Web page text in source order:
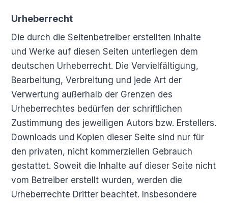
Urheberrecht
Die durch die Seitenbetreiber erstellten Inhalte
und Werke auf diesen Seiten unterliegen dem
deutschen Urheberrecht. Die Vervielfältigung,
Bearbeitung, Verbreitung und jede Art der
Verwertung außerhalb der Grenzen des
Urheberrechtes bedürfen der schriftlichen
Zustimmung des jeweiligen Autors bzw. Erstellers.
Downloads und Kopien dieser Seite sind nur für
den privaten, nicht kommerziellen Gebrauch
gestattet. Soweit die Inhalte auf dieser Seite nicht
vom Betreiber erstellt wurden, werden die
Urheberrechte Dritter beachtet. Insbesondere